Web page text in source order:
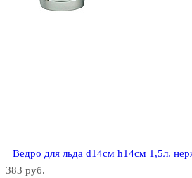
Ведро для льда d14см h14см 1,5л.
383 руб.